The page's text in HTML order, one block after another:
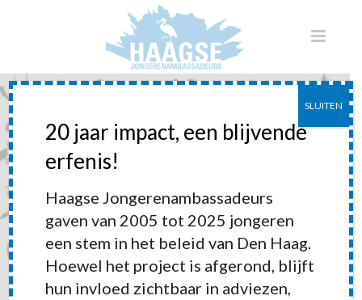
Sport (ongevraagd)
20 jaar impact, een blijvende
erfenis!
Haagse Jongerenambassadeurs
gaven van 2005 tot 2025 jongeren
een stem in het beleid van Den Haag.
Hoewel het project is afgerond, blijft
hun invloed zichtbaar in adviezen,
SLUITEN